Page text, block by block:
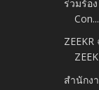
ร่วมร้อ
Con...
สำนักง